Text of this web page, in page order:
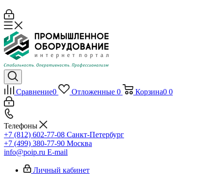
Сравнение0 Отложенные 0 Корзина0 0
Телефоны
+7 (812) 602-77-08 Санкт-Петербург
+7 (499) 380-77-90 Москва
info@poip.ru E-mail
Личный кабинет